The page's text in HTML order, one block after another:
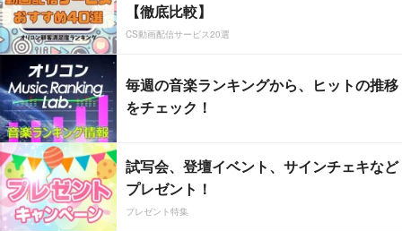
【徹底比較】
CS動画配信サービス20選
毎週の音楽ランキングから、ヒットの推移
をチェック！
試写会、登壇イベント、サインチェキなど
プレゼント！
プレゼント特集